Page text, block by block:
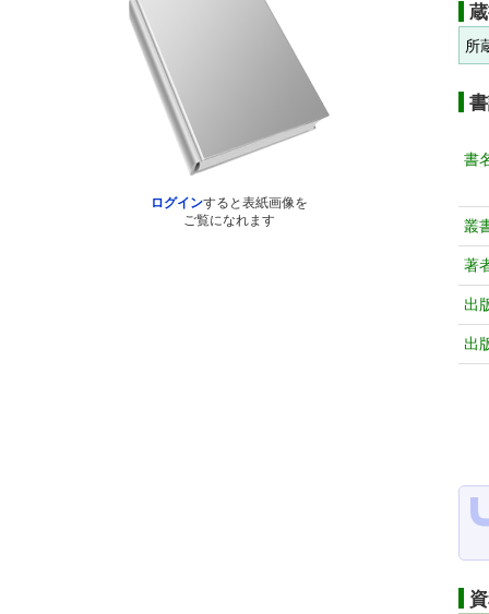
ログインすると表紙画像を
ご覧になれます
所
書
叢
著
出
出